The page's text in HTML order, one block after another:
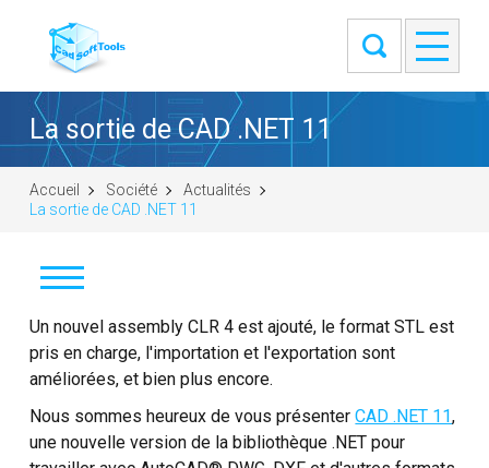
La sortie de CAD .NET 11
Accueil Société
Actualités
La sortie de CAD .NET 11
Actualités
Clients
À propos
Un nouvel assembly CLR 4 est ajouté, le format STL est
pris en charge, l'importation et l'exportation sont
améliorées, et bien plus encore.
Nous sommes heureux de vous présenterCAD .NET 11,
une nouvelle version de la bibliothèque .NET pour